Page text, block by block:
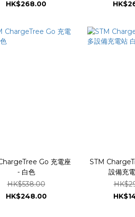
HK$268.00
Go 充電座
- 白色
HK$538.00
HK$248.00
STM
設備充